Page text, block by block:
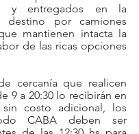
y entregados en la
destino por camiones
mantienen intacta la
de las ricas opciones
cercanía que realicen
9 a 20:30 lo recibirán en
costo adicional, los
CABA deben ser